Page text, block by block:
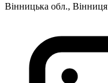
Вінницька обл., Вінниця